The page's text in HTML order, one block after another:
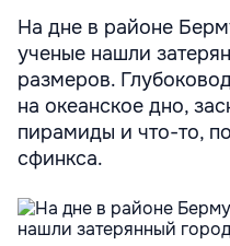
На дне в районе
ученые нашли
размеров.
на океанское дно,
пирамиды и что-то,
сфинкса.